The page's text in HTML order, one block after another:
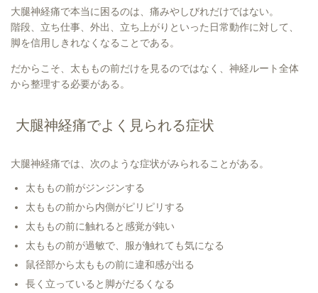
大腿神経痛で本当に困るのは、痛みやしびれだけではない。
階段、立ち仕事、外出、立ち上がりといった日常動作に対して、
脚を信用しきれなくなることである。
だからこそ、太ももの前だけを見るのではなく、神経ルート全体
から整理する必要がある。
大腿神経痛でよく見られる症状
大腿神経痛では、次のような症状がみられることがある。
太ももの前がジンジンする
太ももの前から内側がピリピリする
太ももの前に触れると感覚が鈍い
太ももの前が過敏で、服が触れても気になる
鼠径部から太ももの前に違和感が出る
長く立っていると脚がだるくなる